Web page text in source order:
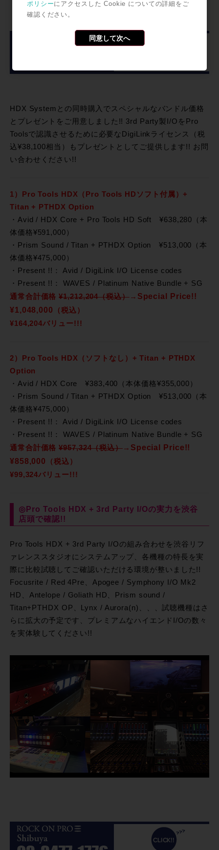
HDX Systemとの同時購入でスペシャルなバンドル価格
とプレゼントをご用意しました!! 3rd Party製I/OをPro
Toolsで認識させるために必要なDigiLinkライセンス（税
込¥38,100相当）もプレゼントとしてご提供します!! お問
い合わせください!!
1）Pro Tools HDX（Pro Tools HDソフト付属）+
Titan + PTHDX Option
・Avid / HDX Core + Pro Tools HD Soft ¥638,280（本
体価格¥591,000）
・Prism Sound / Titan + PTHDX Option ¥513,000（本
体価格¥475,000）
・Present !!： Avid / DigiLink I/O License codes
・Present !!： WAVES / Platinum Native Bundle + SG
通常合計価格¥1,212,204（税込）→ Special Price!!
¥1,048,000
（税込）
¥164,204バリュー!!!
2）Pro Tools HDX（ソフトなし）+ Titan + PTHDX
Option
・Avid / HDX Core ¥383,400（本体価格¥355,000）
・Prism Sound / Titan + PTHDX Option ¥513,000（本
体価格¥475,000）
・Present !!： Avid / DigiLink I/O License codes
・Present !!： WAVES / Platinum Native Bundle + SG
通常合計価格¥957,324（税込）→ Special Price!!
¥858,000
（税込）
¥99,324バリュー!!!
◎Pro Tools HDX + 3rd Party I/Oの実力を渋谷
店頭で確認!!
Pro Tools HDX + 3rd Party I/Oの組み合わせを渋谷リフ
ァレンススタジオにシステムアップ、各機種の特長を実
際に比較試聴してご確認いただける環境が整いました!!
Focusrite / Red 4Pre、Apogee / Symphony I/O Mk2
HD、Antelope / Goliath HD、Prism sound /
Titan+PTHDX OP、Lynx / Aurora(n)、、、試聴機種はさ
らに拡大の予定です、プレミアムなハイエンドI/Oの数々
を実体験してください!!
ポリシーにアクセスした Cookie についての詳細をご
確認ください。
同意して次へ